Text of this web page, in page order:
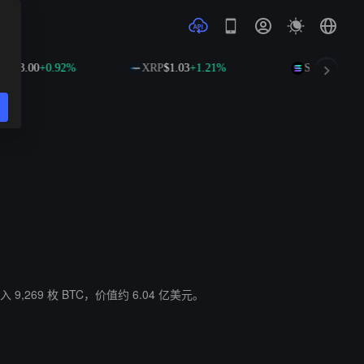
+0.92% XRP$1.03+1.21% SOL$74.63
9,269 枚 BTC，价值约 6.04 亿美元。